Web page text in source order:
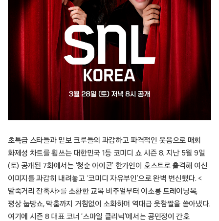
초특급 스타들과 믿보 크루들의 과감하고 파격적인 웃음으로 매회
화제성 차트를 휩쓰는 대한민국 1등 코미디 쇼 시즌 8. 지난 5월 9일
(토) 공개된 7화에서는 ‘청순 아이콘’ 한가인이 호스트로 출격해 여신
이미지를 과감히 내려놓고 ‘코미디 자유부인’으로 완벽 변신했다. <
말죽거리 잔혹사>를 소환한 교복 비주얼부터 이소룡 트레이닝복,
평상 눕방쇼, 막춤까지 거침없이 소화하며 역대급 웃참짤을 쏟아냈다.
여기에 시즌 8 대표 코너 ‘스마일 클리닉’에서는 공민정이 간호